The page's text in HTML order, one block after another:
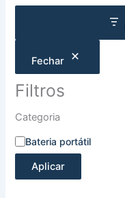
Fechar
Filtros
Categoria
Bateria portátil
Aplicar